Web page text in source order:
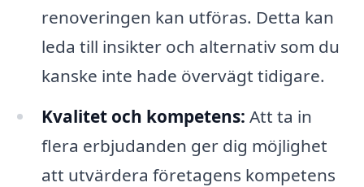
renoveringen kan utföras. Detta kan
leda till insikter och alternativ som du
kanske inte hade övervägt tidigare.
Kvalitet och kompetens: Att ta in
flera erbjudanden ger dig möjlighet
att utvärdera företagens kompetens